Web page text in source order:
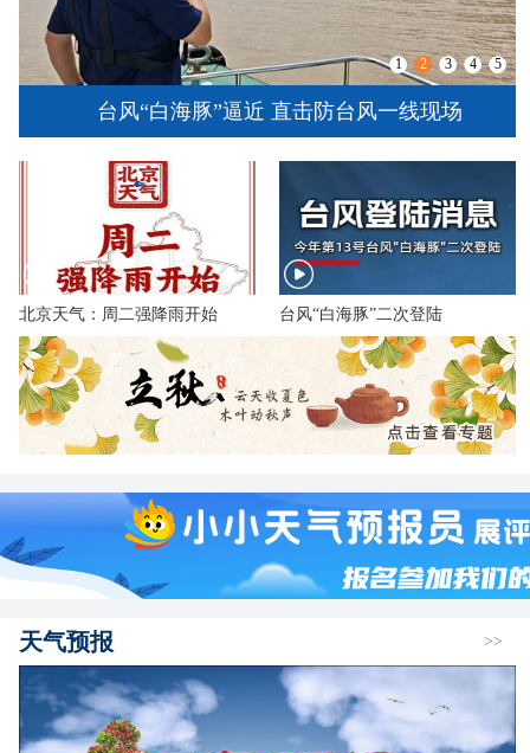
台风“白海豚”逼近 直击防台风一线现场
1 2 3 4 5
北京天气：周二强降雨开始 台风“白海豚”二次登陆
天气预报 >>